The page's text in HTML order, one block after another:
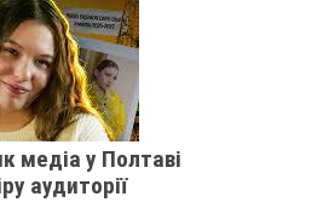
12 листопада 2025
медіа у Полтаві
аудиторії